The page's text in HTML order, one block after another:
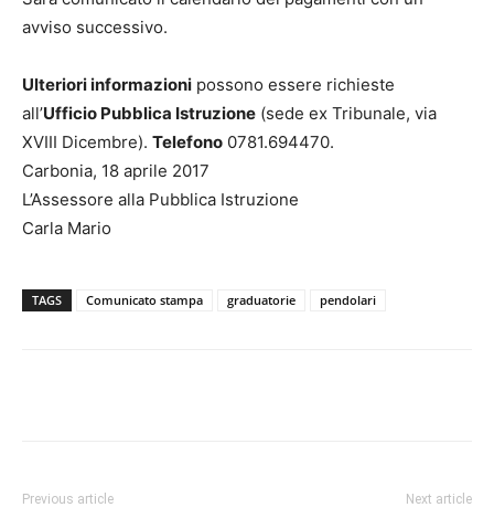
avviso successivo.
Ulteriori informazioni possono essere richieste
all’Ufficio Pubblica Istruzione (sede ex Tribunale, via
XVIII Dicembre). Telefono 0781.694470.
Carbonia, 18 aprile 2017
L’Assessore alla Pubblica Istruzione
Carla Mario
TAGS Comunicato stampa graduatorie pendolari
Previous article Next article